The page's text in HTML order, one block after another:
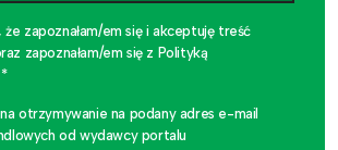
że zapoznałam/em się i akceptuję treść
zapoznałam/em się z Polityką
otrzymywanie na podany adres e-mail
od wydawcy portalu